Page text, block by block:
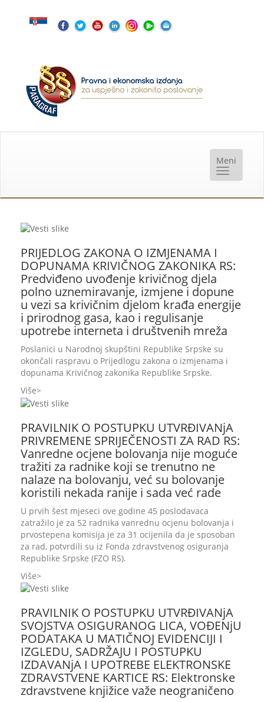
PRIJEDLOG ZAKONA O IZMJENAMA I
DOPUNAMA KRIVIČNOG ZAKONIKA RS:
Predviđeno uvođenje krivičnog djela
polno uznemiravanje, izmjene i dopune
u vezi sa krivičnim djelom krađa energije
i prirodnog gasa, kao i regulisanje
upotrebe interneta i društvenih mreža
Poslanici u Narodnoj skupštini Republike Srpske su
okončali raspravu o Prijedlogu zakona o izmjenama i
dopunama Krivičnog zakonika Republike Srpske.
Više
PRAVILNIK O POSTUPKU UTVRĐIVANjA
PRIVREMENE SPRIJEČENOSTI ZA RAD RS:
Vanredne ocjene bolovanja nije moguće
tražiti za radnike koji se trenutno ne
nalaze na bolovanju, već su bolovanje
koristili nekada ranije i sada već rade
U prvih šest mjeseci ove godine 45 poslodavaca
zatražilo je za 52 radnika vanrednu ocjenu bolovanja i
prvostepena komisija je za 31 ocijenila da je sposoban
za rad, potvrdili su iz Fonda zdravstvenog osiguranja
Republike Srpske (FZO RS).
Više
PRAVILNIK O POSTUPKU UTVRĐIVANjA
SVOJSTVA OSIGURANOG LICA, VOĐENjU
PODATAKA U MATIČNOJ EVIDENCIJI I
IZGLEDU, SADRŽAJU I POSTUPKU
IZDAVANjA I UPOTREBE ELEKTRONSKE
ZDRAVSTVENE KARTICE RS: Elektronske
zdravstvene knjižice važe neograničeno